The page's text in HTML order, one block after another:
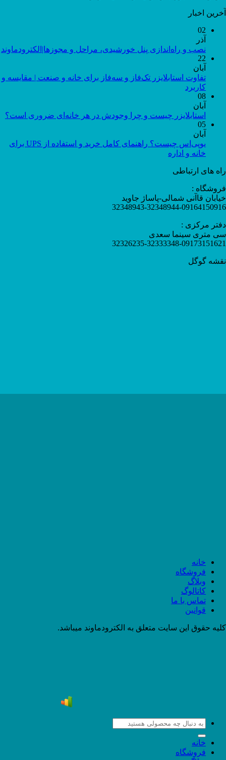
آخرین اخبار
02
آذر
نصب و راه‌اندازی پنل خورشیدی، مراحل و مجوزها|الکترودماوند
22
آبان
تفاوت استابلایزر تک‌فاز و سه‌فاز برای خانه و صنعت | مقایسه و
کاربرد
08
آبان
استابلایزر چیست و چرا وجودش در هر خانه‌ای ضروری است؟
05
آبان
یوپی‌اس چیست؟ راهنمای کامل خرید و استفاده از UPS برای
خانه و اداره
راه های ارتباطی
فروشگاه :
خیابان قاآنی شمالی-پاساژ جاوید
32348943-32348944-09164150916
دفتر مرکزی :
سی متری سینما سعدی
32326235-32333348-09173151621
نقشه گوگل
خانه
فروشگاه
وبلاگ
کاتالوگ
تماس با ما
قوانین
کلیه حقوق این سایت متعلق به الکترودماوند میباشد.
جستجو
خانه
فروشگاه